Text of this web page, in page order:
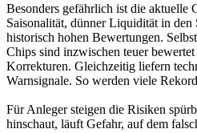
Besonders gefährlich ist die aktuelle
Saisonalität, dünner Liquidität in den
historisch hohen Bewertungen.
Chips sind inzwischen teuer
Korrekturen. Gleichzeitig liefern
Warnsignale. So werden viele
Für Anleger steigen die Risiken
hinschaut, läuft Gefahr, auf dem